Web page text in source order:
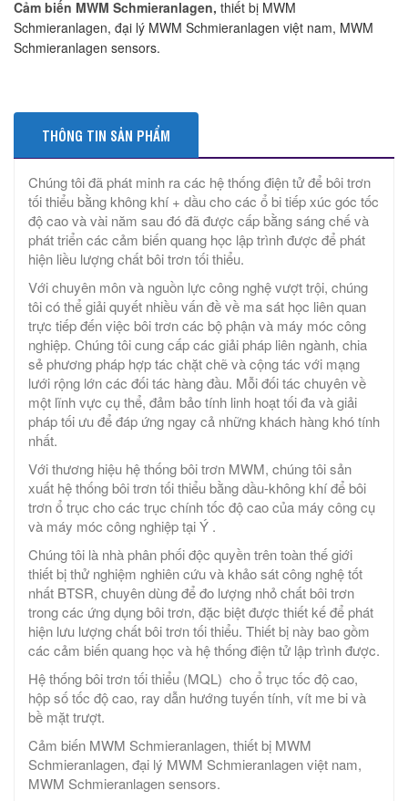
Cảm biến MWM Schmieranlagen, thiết bị MWM
Schmieranlagen, đại lý MWM Schmieranlagen việt nam, MWM
Schmieranlagen sensors.
THÔNG TIN SẢN PHẨM
Chúng tôi đã phát minh ra các hệ thống điện tử để bôi trơn
tối thiểu bằng không khí + dầu cho các ổ bi tiếp xúc góc tốc
độ cao và vài năm sau đó đã được cấp bằng sáng chế và
phát triển các cảm biến quang học lập trình được để phát
hiện liều lượng chất bôi trơn tối thiểu.
Với chuyên môn và nguồn lực công nghệ vượt trội, chúng
tôi có thể giải quyết nhiều vấn đề về ma sát học liên quan
trực tiếp đến việc bôi trơn các bộ phận và máy móc công
nghiệp. Chúng tôi cung cấp các giải pháp liên ngành, chia
sẻ phương pháp hợp tác chặt chẽ và cộng tác với mạng
lưới rộng lớn các đối tác hàng đầu. Mỗi đối tác chuyên về
một lĩnh vực cụ thể, đảm bảo tính linh hoạt tối đa và giải
pháp tối ưu để đáp ứng ngay cả những khách hàng khó tính
nhất.
Với thương hiệu hệ thống bôi trơn MWM, chúng tôi sản
xuất hệ thống bôi trơn tối thiểu bằng dầu-không khí để bôi
trơn ổ trục cho các trục chính tốc độ cao của máy công cụ
và máy móc công nghiệp tại Ý .
Chúng tôi là nhà phân phối độc quyền trên toàn thế giới
thiết bị thử nghiệm nghiên cứu và khảo sát công nghệ tốt
nhất BTSR, chuyên dùng để đo lượng nhỏ chất bôi trơn
trong các ứng dụng bôi trơn, đặc biệt được thiết kế để phát
hiện lưu lượng chất bôi trơn tối thiểu. Thiết bị này bao gồm
các cảm biến quang học và hệ thống điện tử lập trình được.
Hệ thống bôi trơn tối thiểu (MQL) cho ổ trục tốc độ cao,
hộp số tốc độ cao, ray dẫn hướng tuyến tính, vít me bi và
bề mặt trượt.
Cảm biến MWM Schmieranlagen, thiết bị MWM
Schmieranlagen, đại lý MWM Schmieranlagen việt nam,
MWM Schmieranlagen sensors.